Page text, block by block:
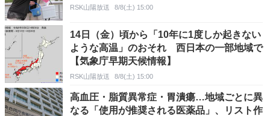
RSK山陽放送 8/8(土) 15:00
14日（金）頃から「10年に1度しか起きない
ような高温」のおそれ 西日本の一部地域で
【気象庁早期天候情報】
RSK山陽放送 8/8(土) 15:00
高血圧・脂質異常症・胃潰瘍…地域ごとに異
なる「使用が推奨される医薬品」、リスト作